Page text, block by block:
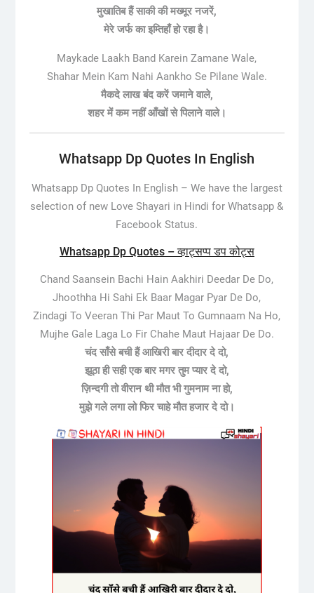
मुखातिब हैं साकी की मख्मूर नजरें,
मेरे जर्फ का इम्तिहाँ हो रहा है।
Maykade Laakh Band Karein Zamane Wale,
Shahar Mein Kam Nahi Aankho Se Pilane Wale.
मैकदे लाख बंद करें जमाने वाले,
शहर में कम नहीं आँखों से पिलाने वाले।
Whatsapp Dp Quotes In English
Whatsapp Dp Quotes In English – We have the largest
selection of new Love Shayari in Hindi for Whatsapp &
Facebook Status.
Whatsapp Dp Quotes – व्हाट्सप्प डप कोट्स
Chand Saansein Bachi Hain Aakhiri Deedar De Do,
Jhoothha Hi Sahi Ek Baar Magar Pyar De Do,
Zindagi To Veeran Thi Par Maut To Gumnaam Na Ho,
Mujhe Gale Laga Lo Fir Chahe Maut Hajaar De Do.
चंद साँसे बची हैं आखिरी बार दीदार दे दो,
झूठा ही सही एक बार मगर तुम प्यार दे दो,
ज़िन्दगी तो वीरान थी मौत भी गुमनाम ना हो,
मुझे गले लगा लो फिर चाहे मौत हजार दे दो।